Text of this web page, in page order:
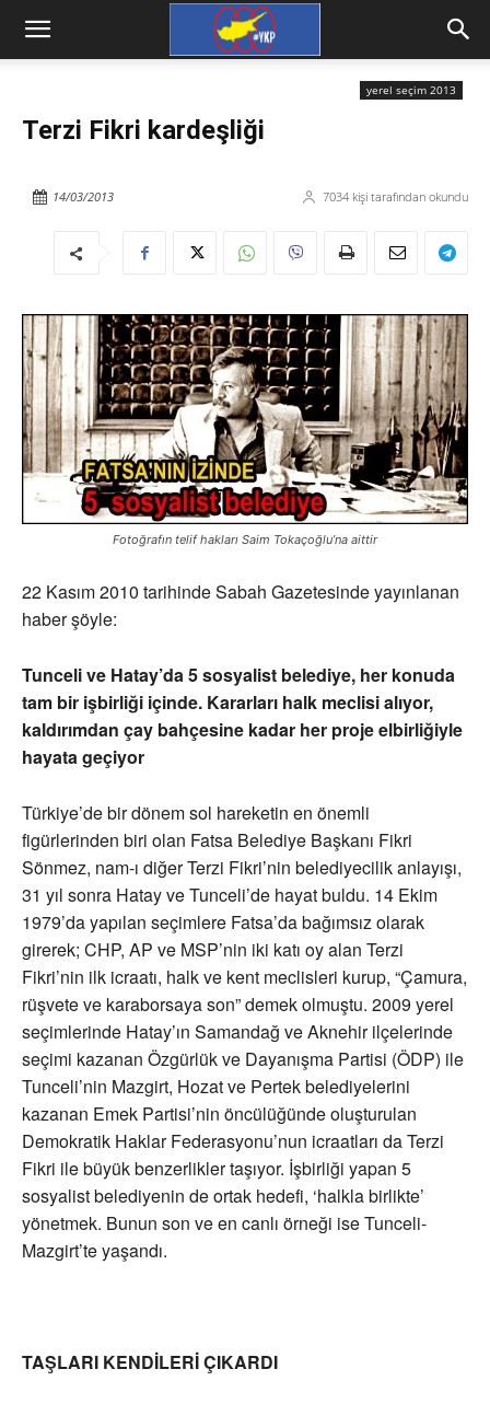
yerel seçim 2013
Terzi Fikri kardeşliği
7034 kişi tarafından okundu
14/03/2013
Fotoğrafın telif hakları Saim Tokaçoğlu’na aittir
22 Kasım 2010 tarihinde Sabah Gazetesinde yayınlanan
haber şöyle:
Tunceli ve Hatay’da 5 sosyalist belediye, her konuda
tam bir işbirliği içinde. Kararları halk meclisi alıyor,
kaldırımdan çay bahçesine kadar her proje elbirliğiyle
hayata geçiyor
Türkiye’de bir dönem sol hareketin en önemli
figürlerinden biri olan Fatsa Belediye Başkanı Fikri
Sönmez, nam-ı diğer Terzi Fikri’nin belediyecilik anlayışı,
31 yıl sonra Hatay ve Tunceli’de hayat buldu. 14 Ekim
1979’da yapılan seçimlere Fatsa’da bağımsız olarak
girerek; CHP, AP ve MSP’nin iki katı oy alan Terzi
Fikri’nin ilk icraatı, halk ve kent meclisleri kurup, “Çamura,
rüşvete ve karaborsaya son” demek olmuştu. 2009 yerel
seçimlerinde Hatay’ın Samandağ ve Aknehir ilçelerinde
seçimi kazanan Özgürlük ve Dayanışma Partisi (ÖDP) ile
Tunceli’nin Mazgirt, Hozat ve Pertek belediyelerini
kazanan Emek Partisi’nin öncülüğünde oluşturulan
Demokratik Haklar Federasyonu’nun icraatları da Terzi
Fikri ile büyük benzerlikler taşıyor. İşbirliği yapan 5
sosyalist belediyenin de ortak hedefi, ‘halkla birlikte’
yönetmek. Bunun son ve en canlı örneği ise Tunceli-
Mazgirt’te yaşandı.
TAŞLARI KENDİLERİ ÇIKARDI